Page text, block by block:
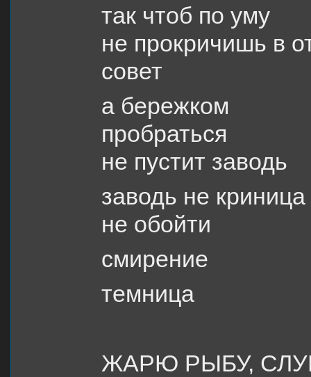
так чтоб по уму
не прокричишь в
совет
а бережком
пробраться
не пустит заводь
заводь не криница
не обойти
смирение
темница
ЖАРЮ РЫБУ,